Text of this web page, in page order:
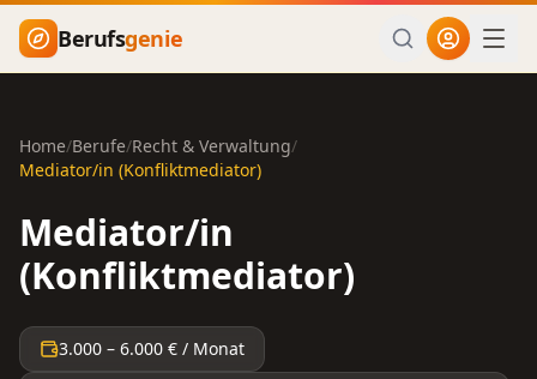
Zum Hauptinhalt springen
Berufsgenie
Home/Berufe/Recht & Verwaltung/
Mediator/in (Konfliktmediator)
Mediator/in
(Konfliktmediator)
3.000 – 6.000 € / Monat